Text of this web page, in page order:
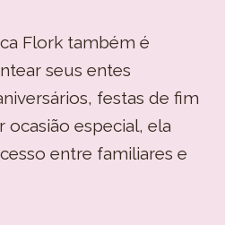
Flork também é
seus entes
festas de fim
especial, ela
entre familiares e